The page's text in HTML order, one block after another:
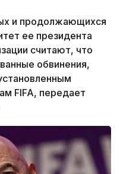
и продолжающихся
ее президента
считают, что
обвинения,
FIFA, передает